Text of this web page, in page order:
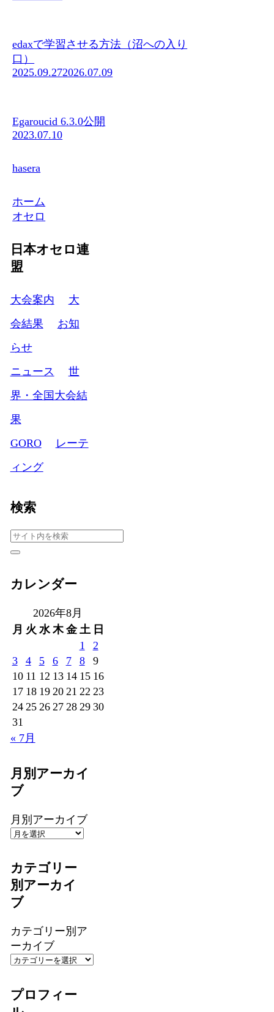
edaxで学習させる方法（沼への入り
口）
2025.09.272026.07.09
Egaroucid 6.3.0公開
2023.07.10
hasera
ホーム
オセロ
日本オセロ連
盟
大会案内
大
会結果
お知
らせ
ニュース
世
界・全国大会結
果
GORO
レーテ
ィング
検索
カレンダー
2026年8月
月 火 水 木 金 土 日
1
2
3
4 5 6 7 8
9
10 11 12 13 14 15 16
17 18 19 20 21 22 23
24 25 26 27 28 29 30
31
« 7月
月別アーカイ
ブ
月別アーカイブ
カテゴリー
別アーカイ
ブ
カテゴリー別ア
ーカイブ
プロフィー